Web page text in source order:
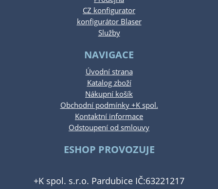
CZ konfigurator
konfigurátor Blaser
Služby
NAVIGACE
Úvodní strana
Katalog zboží
Nákupní košík
Obchodní podmínky +K spol.
Kontaktní informace
Odstoupení od smlouvy
ESHOP PROVOZUJE
+K spol. s.r.o. Pardubice IČ:63221217